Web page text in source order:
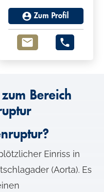
Zum Profil
Bereich
Einriss in
(Aorta). Es